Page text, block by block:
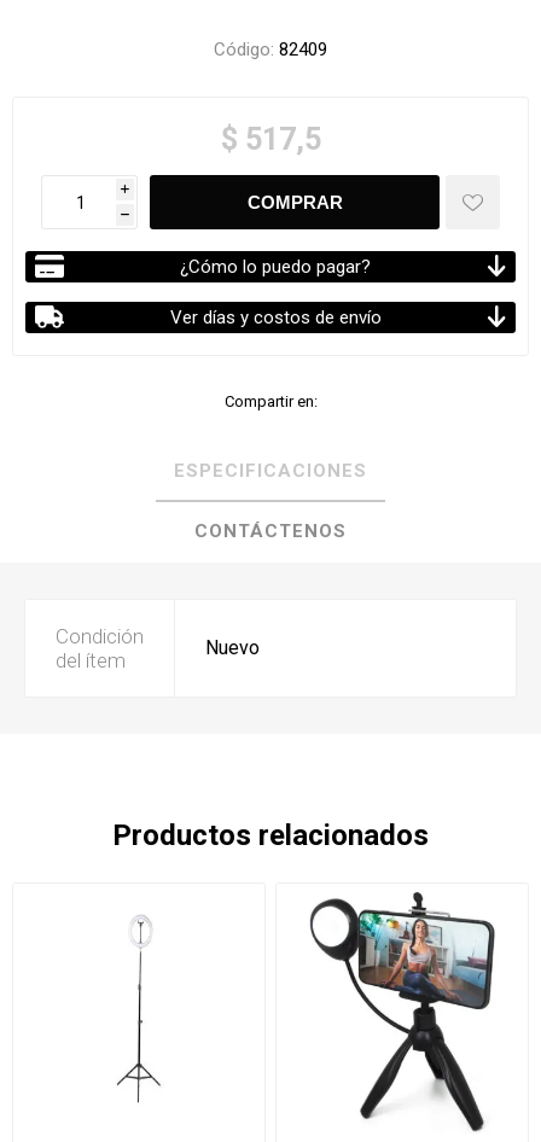
Código: 82409
$ 517,5
i
h
¿Cómo lo puedo pagar?
Ver días y costos de envío
Compartir en:
ESPECIFICACIONES
CONTÁCTENOS
Condición
del ítem
Nuevo
Productos relacionados